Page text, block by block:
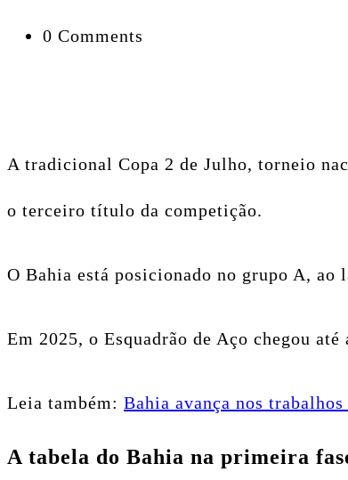
0 Comments
A tradicional Copa 2 de Julho, torneio
o terceiro título da competição.
O Bahia está posicionado no grupo A, ao
Em 2025, o Esquadrão de Aço chegou
Leia também: Bahia avança nos
A tabela do Bahia na primeira